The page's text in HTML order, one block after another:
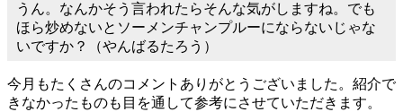
うん。なんかそう言われたらそんな気がしますね。でも
ほら炒めないとソーメンチャンプルーにならないじゃな
いですか？（やんばるたろう）
今月もたくさんのコメントありがとうございました。紹介で
きなかったものも目を通して参考にさせていただきます。